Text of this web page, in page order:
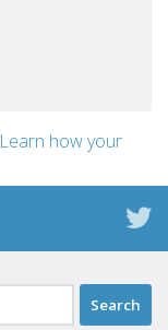
Learn how your